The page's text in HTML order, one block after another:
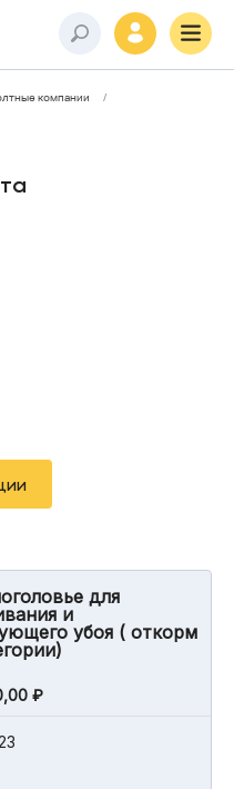
компании
для
и
убоя ( откорм
₽